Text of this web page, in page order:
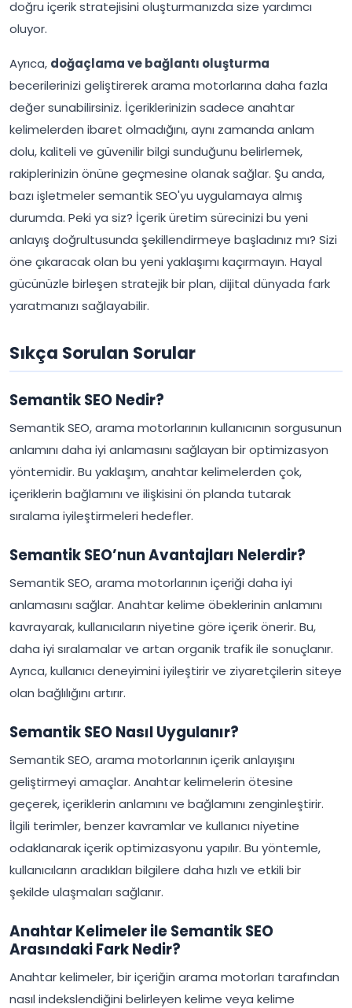
doğru içerik stratejisini oluşturmanızda size yardımcı
oluyor.
Ayrıca, doğaçlama ve bağlantı oluşturma
becerilerinizi geliştirerek arama motorlarına daha fazla
değer sunabilirsiniz. İçeriklerinizin sadece anahtar
kelimelerden ibaret olmadığını, aynı zamanda anlam
dolu, kaliteli ve güvenilir bilgi sunduğunu belirlemek,
rakiplerinizin önüne geçmesine olanak sağlar. Şu anda,
bazı işletmeler semantik SEO'yu uygulamaya almış
durumda. Peki ya siz? İçerik üretim sürecinizi bu yeni
anlayış doğrultusunda şekillendirmeye başladınız mı? Sizi
öne çıkaracak olan bu yeni yaklaşımı kaçırmayın. Hayal
gücünüzle birleşen stratejik bir plan, dijital dünyada fark
yaratmanızı sağlayabilir.
Sıkça Sorulan Sorular
Semantik SEO Nedir?
Semantik SEO, arama motorlarının kullanıcının sorgusunun
anlamını daha iyi anlamasını sağlayan bir optimizasyon
yöntemidir. Bu yaklaşım, anahtar kelimelerden çok,
içeriklerin bağlamını ve ilişkisini ön planda tutarak
sıralama iyileştirmeleri hedefler.
Semantik SEO’nun Avantajları Nelerdir?
Semantik SEO, arama motorlarının içeriği daha iyi
anlamasını sağlar. Anahtar kelime öbeklerinin anlamını
kavrayarak, kullanıcıların niyetine göre içerik önerir. Bu,
daha iyi sıralamalar ve artan organik trafik ile sonuçlanır.
Ayrıca, kullanıcı deneyimini iyileştirir ve ziyaretçilerin siteye
olan bağlılığını artırır.
Semantik SEO Nasıl Uygulanır?
Semantik SEO, arama motorlarının içerik anlayışını
geliştirmeyi amaçlar. Anahtar kelimelerin ötesine
geçerek, içeriklerin anlamını ve bağlamını zenginleştirir.
İlgili terimler, benzer kavramlar ve kullanıcı niyetine
odaklanarak içerik optimizasyonu yapılır. Bu yöntemle,
kullanıcıların aradıkları bilgilere daha hızlı ve etkili bir
şekilde ulaşmaları sağlanır.
Anahtar Kelimeler ile Semantik SEO
Arasındaki Fark Nedir?
Anahtar kelimeler, bir içeriğin arama motorları tarafından
nasıl indekslendiğini belirleyen kelime veya kelime